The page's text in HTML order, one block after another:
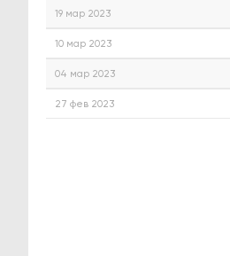
19 мар 2023
10 мар 2023
04 мар 2023
27 фев 2023